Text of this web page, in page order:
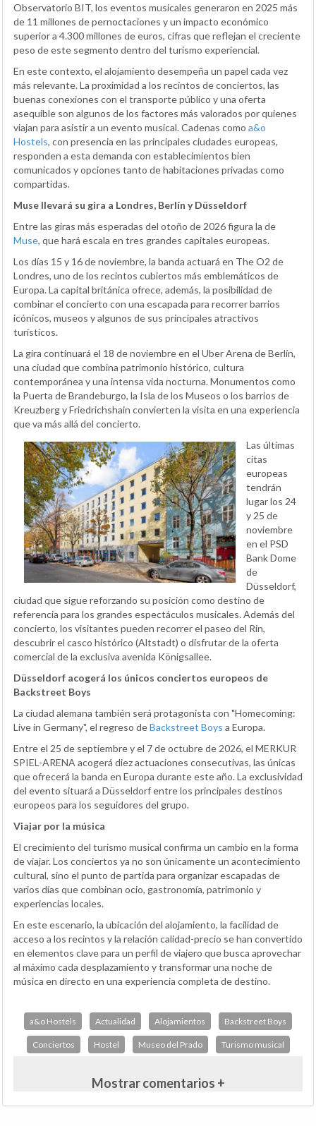
Observatorio BIT, los eventos musicales generaron en 2025 más
de 11 millones de pernoctaciones y un impacto económico
superior a 4.300 millones de euros, cifras que reflejan el creciente
peso de este segmento dentro del turismo experiencial.
En este contexto, el alojamiento desempeña un papel cada vez
más relevante. La proximidad a los recintos de conciertos, las
buenas conexiones con el transporte público y una oferta
asequible son algunos de los factores más valorados por quienes
viajan para asistir a un evento musical. Cadenas como a&o
Hostels, con presencia en las principales ciudades europeas,
responden a esta demanda con establecimientos bien
comunicados y opciones tanto de habitaciones privadas como
compartidas.
Muse llevará su gira a Londres, Berlín y Düsseldorf
Entre las giras más esperadas del otoño de 2026 figura la de
Muse, que hará escala en tres grandes capitales europeas.
Los días 15 y 16 de noviembre, la banda actuará en The O2 de
Londres, uno de los recintos cubiertos más emblemáticos de
Europa. La capital británica ofrece, además, la posibilidad de
combinar el concierto con una escapada para recorrer barrios
icónicos, museos y algunos de sus principales atractivos
turísticos.
La gira continuará el 18 de noviembre en el Uber Arena de Berlín,
una ciudad que combina patrimonio histórico, cultura
contemporánea y una intensa vida nocturna. Monumentos como
la Puerta de Brandeburgo, la Isla de los Museos o los barrios de
Kreuzberg y Friedrichshain convierten la visita en una experiencia
que va más allá del concierto.
Las últimas
citas
europeas
tendrán
lugar los 24
y 25 de
noviembre
en el PSD
Bank Dome
de
Düsseldorf,
ciudad que sigue reforzando su posición como destino de
referencia para los grandes espectáculos musicales. Además del
concierto, los visitantes pueden recorrer el paseo del Rin,
descubrir el casco histórico (Altstadt) o disfrutar de la oferta
comercial de la exclusiva avenida Königsallee.
Düsseldorf acogerá los únicos conciertos europeos de
Backstreet Boys
La ciudad alemana también será protagonista con "Homecoming:
Live in Germany", el regreso deBackstreet Boys a Europa.
Entre el 25 de septiembre y el 7 de octubre de 2026, el MERKUR
SPIEL-ARENA acogerá diez actuaciones consecutivas, las únicas
que ofrecerá la banda en Europa durante este año. La exclusividad
del evento situará a Düsseldorf entre los principales destinos
europeos para los seguidores del grupo.
Viajar por la música
El crecimiento del turismo musical confirma un cambio en la forma
de viajar. Los conciertos ya no son únicamente un acontecimiento
cultural, sino el punto de partida para organizar escapadas de
varios días que combinan ocio, gastronomía, patrimonio y
experiencias locales.
En este escenario, la ubicación del alojamiento, la facilidad de
acceso a los recintos y la relación calidad-precio se han convertido
en elementos clave para un perfil de viajero que busca aprovechar
al máximo cada desplazamiento y transformar una noche de
música en directo en una experiencia completa de destino.
a&o Hostels Actualidad Alojamientos Backstreet Boys
Conciertos Hostel Museo del Prado Turismo musical
Mostrar comentarios +